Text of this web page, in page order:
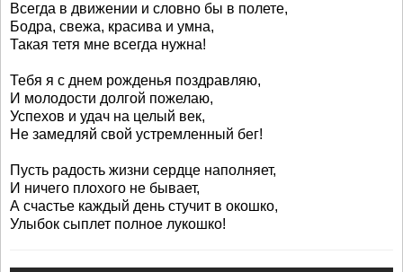
Всегда в движении и словно бы в полете,
Бодра, свежа, красива и умна,
Такая тетя мне всегда нужна!
Тебя я с днем рожденья поздравляю,
И молодости долгой пожелаю,
Успехов и удач на целый век,
Не замедляй свой устремленный бег!
Пусть радость жизни сердце наполняет,
И ничего плохого не бывает,
А счастье каждый день стучит в окошко,
Улыбок сыплет полное лукошко!